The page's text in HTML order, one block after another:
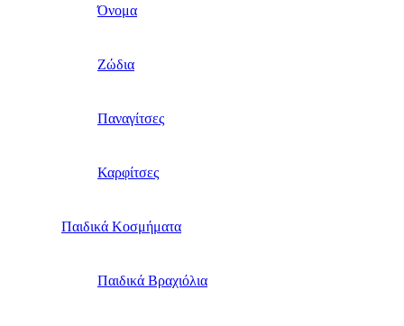
Όνομα
Ζώδια
Παναγίτσες
Καρφίτσες
Παιδικά Κοσμήματα
Παιδικά Βραχιόλια